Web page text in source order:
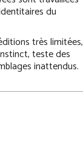
du
très limitées,
teste des
inattendus.